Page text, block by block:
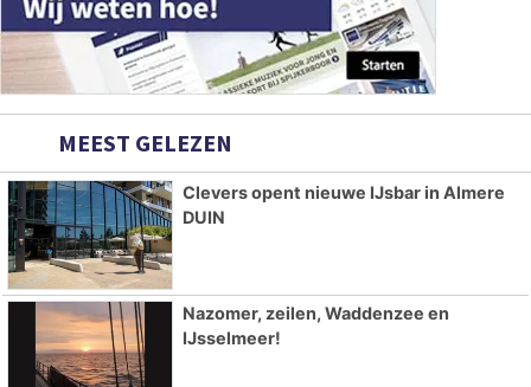
MEEST GELEZEN
Clevers opent nieuwe IJsbar in Almere
DUIN
Nazomer, zeilen, Waddenzee en
IJsselmeer!